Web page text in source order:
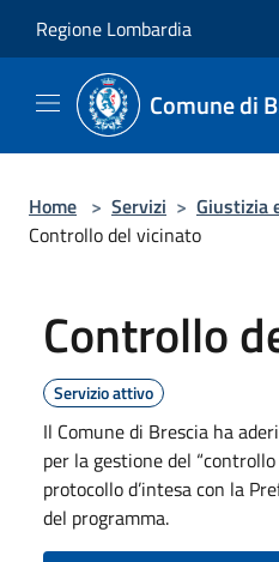
Regione Lombardia
Comune di
Home > Servizi > Giustizia
Controllo del vicinato
Controllo
Servizio attivo
Il Comune di Brescia ha
per la gestione del
protocollo d’intesa con la
del programma.